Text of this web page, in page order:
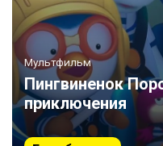
Мультфильм
Пингвиненок
приключения